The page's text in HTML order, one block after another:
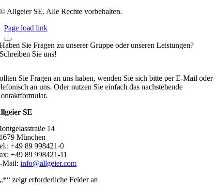
© Allgeier SE. Alle Rechte vorbehalten.
Page load link
Haben Sie Fragen zu unserer Gruppe oder unseren Leistungen?
Schreiben Sie uns!
Sie Fragen an uns haben, wenden Sie sich bitte per E-Mail oder
an uns. Oder nutzen Sie einfach das nachstehende
SE
14
München
+49 89 998421-0
+49 89 998421-11
Mail:info@allgeier.com
„*“ zeigt erforderliche Felder an